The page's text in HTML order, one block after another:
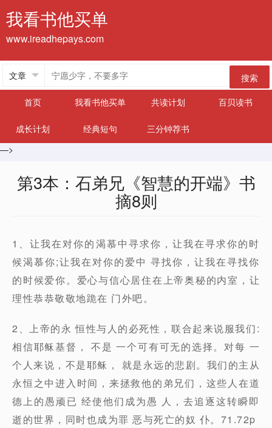
我看书他买单
www.ireadhepays.com
搜索
首页
我看书他买单 共读计划 百贝读书
成长计划 经典短句
三分钟荐书
—>
第3本：石弟兄《智慧的开端》书
摘8则
1、让我在对你的渴慕中寻求你，让我在寻求你的时
候渴慕你;让我在对你的爱中 寻找你，让我在寻找你
的时候爱你。爱心与信心居住在上帝奥秘的内室，让
理性恭恭敬敬地跪在 ⻔外吧。
2、上帝的永 恒性与人的必死性，联合起来说服我们:
相信耶稣基督， 不是 一个可有可无的选择。对每 一
个人来说，不是耶稣， 就是永远的悲剧。我们的主从
永恒之中进入时间，来拯救他的弟兄们，这些人在道
德上的愚顽已 经使他们成为愚 人，去追逐这转瞬即
逝的世界，同时也成为罪 恶与死亡的奴 仆。71.72p